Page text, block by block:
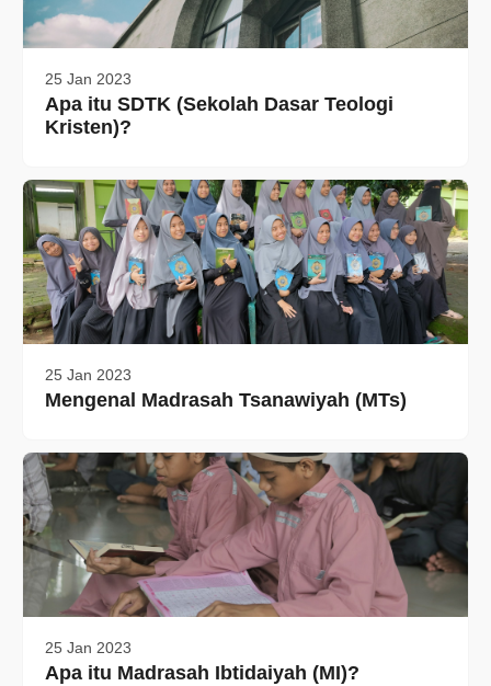
25 Jan 2023
Apa itu SDTK (Sekolah Dasar Teologi
Kristen)?
25 Jan 2023
Mengenal Madrasah Tsanawiyah (MTs)
25 Jan 2023
Apa itu Madrasah Ibtidaiyah (MI)?